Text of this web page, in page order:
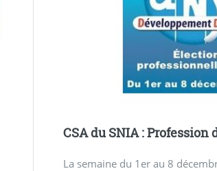
CSA du SNIA : Profession
La semaine du 1er au 8